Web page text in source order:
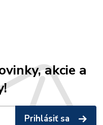
akcie a
Prihlásiť sa